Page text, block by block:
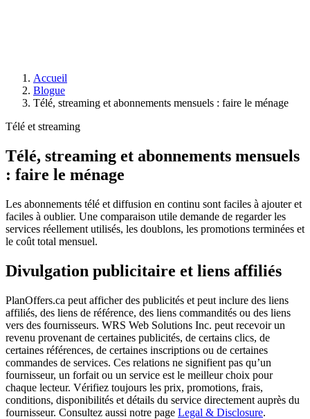
Accueil
Blogue
Télé, streaming et abonnements mensuels : faire le ménage
Télé et streaming
Télé, streaming et abonnements mensuels
: faire le ménage
Les abonnements télé et diffusion en continu sont faciles à ajouter et
faciles à oublier. Une comparaison utile demande de regarder les
services réellement utilisés, les doublons, les promotions terminées et
le coût total mensuel.
Divulgation publicitaire et liens affiliés
PlanOffers.ca peut afficher des publicités et peut inclure des liens
affiliés, des liens de référence, des liens commandités ou des liens
vers des fournisseurs. WRS Web Solutions Inc. peut recevoir un
revenu provenant de certaines publicités, de certains clics, de
certaines références, de certaines inscriptions ou de certaines
commandes de services. Ces relations ne signifient pas qu’un
fournisseur, un forfait ou un service est le meilleur choix pour
chaque lecteur. Vérifiez toujours les prix, promotions, frais,
conditions, disponibilités et détails du service directement auprès du
fournisseur. Consultez aussi notre page Legal & Disclosure.